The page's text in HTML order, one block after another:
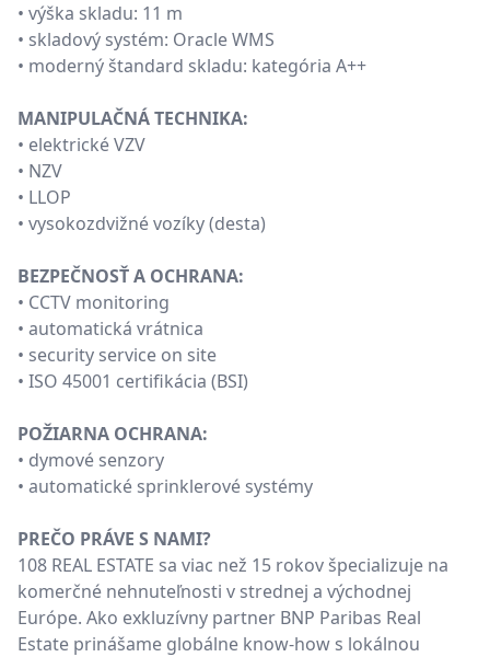
• výška skladu: 11 m
• skladový systém: Oracle WMS
• moderný štandard skladu: kategória A++
MANIPULAČNÁ TECHNIKA:
• elektrické VZV
• NZV
• LLOP
• vysokozdvižné vozíky (desta)
BEZPEČNOSŤ A OCHRANA:
• CCTV monitoring
• automatická vrátnica
• security service on site
• ISO 45001 certifikácia (BSI)
POŽIARNA OCHRANA:
• dymové senzory
• automatické sprinklerové systémy
PREČO PRÁVE S NAMI?
108 REAL ESTATE sa viac než 15 rokov špecializuje na
komerčné nehnuteľnosti v strednej a východnej
Európe. Ako exkluzívny partner BNP Paribas Real
Estate prinášame globálne know-how s lokálnou